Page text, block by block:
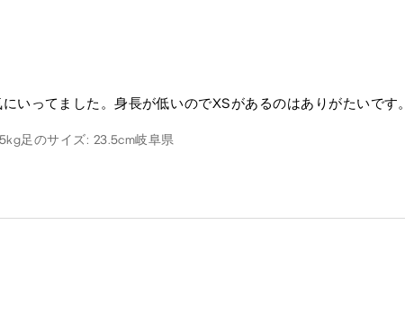
いってました。身長が低いのでXSがあるのはありがたいです。
足のサイズ: 23.5cm岐阜県